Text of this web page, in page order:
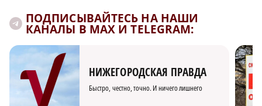
ПОДПИСЫВАЙТЕСЬ НА НАШИ
КАНАЛЫ В MAX И TELEGRAM:
НИЖЕГОРОДСКАЯ ПРАВДА
Быстро, честно, точно. И ничего лишнего